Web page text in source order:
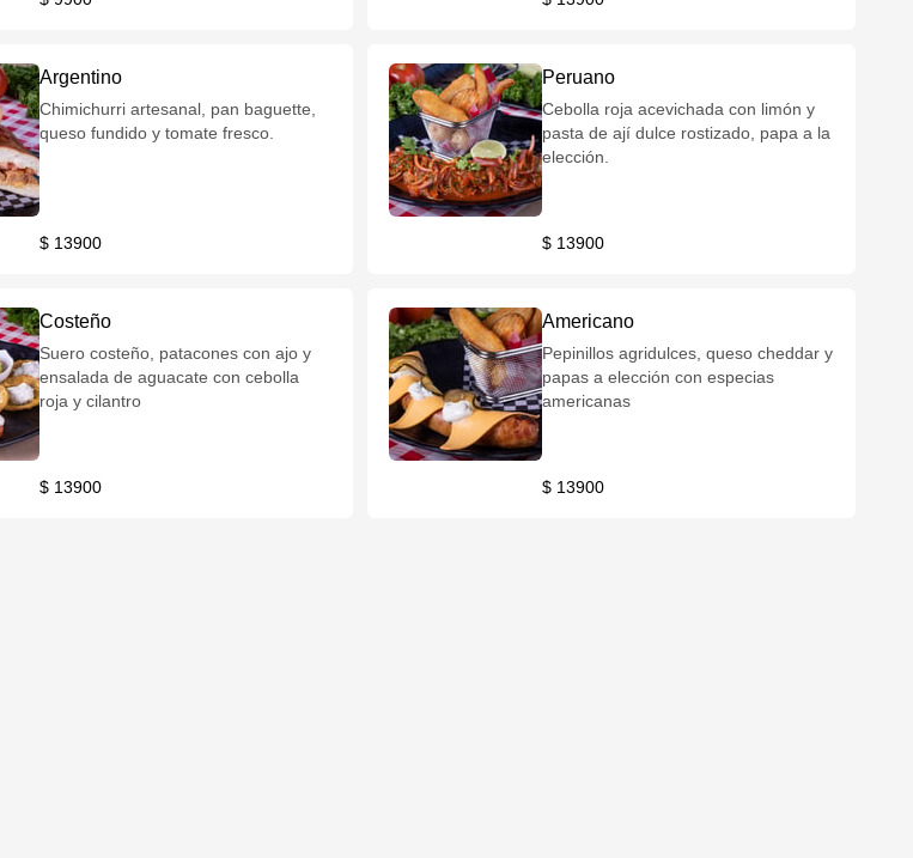
Argentino
Chimichurri artesanal, pan baguette,
queso fundido y tomate fresco.
$ 13900
Peruano
Cebolla roja acevichada con limón y
pasta de ají dulce rostizado, papa a la
elección.
$ 13900
Costeño
Suero costeño, patacones con ajo y
ensalada de aguacate con cebolla
roja y cilantro
$ 13900
Americano
Pepinillos agridulces, queso cheddar y
papas a elección con especias
americanas
$ 13900